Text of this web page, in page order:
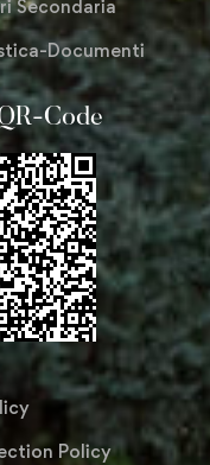
Secondaria
Documenti
Code
Policy